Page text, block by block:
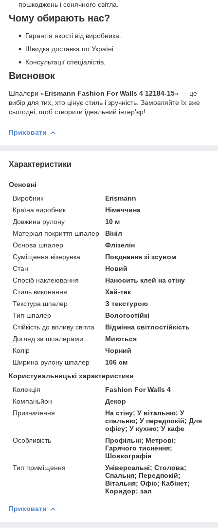
пошкоджень і сонячного світла.
Чому обирають нас?
Гарантія якості від виробника.
Швидка доставка по Україні.
Консультації спеціалістів.
Висновок
Шпалери «Erismann Fashion For Walls 4 12184-15» — це
вибір для тих, хто цінує стиль і зручність. Замовляйте їх вже
сьогодні, щоб створити ідеальний інтер'єр!
Приховати
Характеристики
Основні
Виробник
Erismann
Країна виробник
Німеччина
Довжина рулону
10 м
Матеріал покриття шпалер
Вініл
Основа шпалер
Флізелін
Суміщення візерунка
Поєднання зі зсувом
Стан
Новий
Спосіб наклеювання
Наносить клей на стіну
Стиль виконання
Хай-тек
Текстура шпалер
З текстурою
Тип шпалер
Вологостійкі
Стійкість до впливу світла
Відмінна світлостійкість
Догляд за шпалерами
Миються
Колір
Чорний
Ширина рулону шпалер
106 см
Користувальницькі характеристики
Колекція
Fashion For Walls 4
Компаньйон
Декор
Призначення
На стіну; У вітальню; У
спальню; У передпокій; Для
офісу; У кухню; У кафе
Особливість
Профільні; Метрові;
Гарячого тиснення;
Шовкографія
Тип приміщення
Універсальні; Столова;
Спальня; Передпокій;
Вітальня; Офіс; Кабінет;
Коридор; зал
Приховати